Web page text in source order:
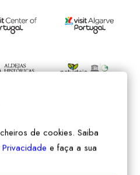
de cookies. Saiba
e faça a sua